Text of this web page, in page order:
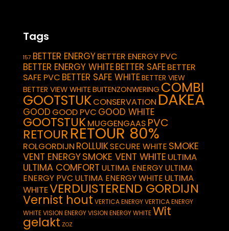
Tags
157 BETTER ENERGYBETTER ENERGY PVC
BETTER ENERGY WHITEBETTER SAFEBETTER
SAFE PVC BETTER SAFE WHITEBETTER VIEW
BETTER VIEW WHITEBUITENZONWERING COMBI
GOOTSTUKCONSERVATION DAKEA
GOOD GOOD PVC GOOD WHITE
GOOTSTUKMUGGENGAAS PVC
RETOUR RETOUR 80%
ROLGORDIJN ROLLUIKSECURE WHITE SMOKE
VENT ENERGYSMOKE VENT WHITE ULTIMA
ULTIMA COMFORT ULTIMA ENERGYULTIMA
ENERGY PVC ULTIMA ENERGY WHITE ULTIMA
WHITEVERDUISTEREND GORDIJN
Vernist hout VERTICA ENERGYVERTICA ENERGY
WHITEVISION ENERGYVISION ENERGY WHITEWit
gelakt ZOZ